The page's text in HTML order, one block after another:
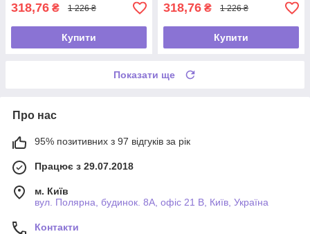
318,76 ₴ 1 226 ₴
Купити
318,76 ₴ 1 226 ₴
Купити
Показати ще
Про нас
95% позитивних з 97 відгуків за рік
Працює з 29.07.2018
м. Київ
вул. Полярна, будинок. 8А, офіс 21 В, Київ, Україна
Контакти